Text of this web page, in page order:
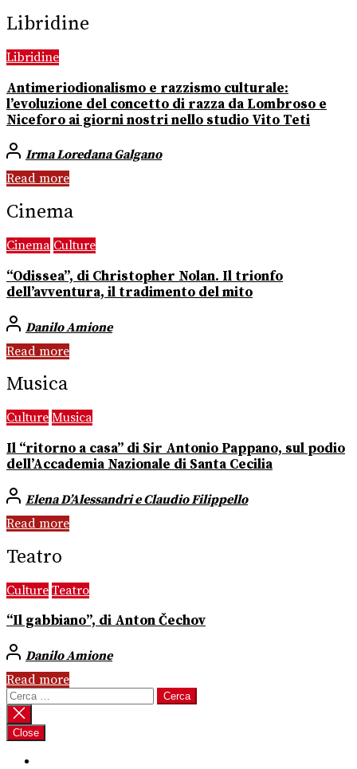
Libridine
Libridine
Antimeriodionalismo e razzismo culturale:
l’evoluzione del concetto di razza da Lombroso e
Niceforo ai giorni nostri nello studio Vito Teti
Irma Loredana Galgano
Read more
Cinema
Cinema Culture
“Odissea”, di Christopher Nolan. Il trionfo
dell’avventura, il tradimento del mito
Danilo Amione
Read more
Musica
Culture Musica
Il “ritorno a casa” di Sir Antonio Pappano, sul podio
dell’Accademia Nazionale di Santa Cecilia
Elena D’Alessandri e Claudio Filippello
Read more
Teatro
Culture Teatro
“Il gabbiano”, di Anton Čechov
Danilo Amione
Read more
Ricerca
per:
Close